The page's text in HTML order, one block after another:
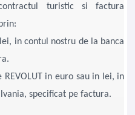
turistic si factura
prin:
in contul nostru de la banca
in euro sau in lei, in
specificat pe factura.